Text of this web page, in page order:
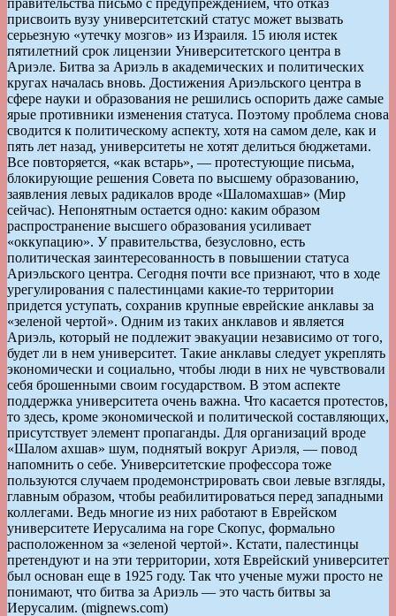
присвоить вузу университетский статус может вызвать
серьезную «утечку мозгов» из Израиля. 15 июля истек
пятилетний срок лицензии Университетского центра в
Ариэле. Битва за Ариэль в академических и политических
кругах началась вновь. Достижения Ариэльского центра в
сфере науки и образования не решились оспорить даже самые
ярые противники изменения статуса. Поэтому проблема снова
сводится к политическому аспекту, хотя на самом деле, как и
пять лет назад, университеты не хотят делиться бюджетами.
Все повторяется, «как встарь», — протестующие письма,
блокирующие решения Совета по высшему образованию,
заявления левых радикалов вроде «Шаломахшав» (Мир
сейчас). Непонятным остается одно: каким образом
распространение высшего образования усиливает
«оккупацию». У правительства, безусловно, есть
политическая заинтересованность в повышении статуса
Ариэльского центра. Сегодня почти все признают, что в ходе
урегулирования с палестинцами какие-то территории
придется уступать, сохранив крупные еврейские анклавы за
«зеленой чертой». Одним из таких анклавов и является
Ариэль, который не подлежит эвакуации независимо от того,
будет ли в нем университет. Такие анклавы следует укреплять
экономически и социально, чтобы люди в них не чувствовали
себя брошенными своим государством. В этом аспекте
поддержка университета очень важна. Что касается протестов,
то здесь, кроме экономической и политической составляющих,
присутствует элемент пропаганды. Для организаций вроде
«Шалом ахшав» шум, поднятый вокруг Ариэля, — повод
напомнить о себе. Университетские профессора тоже
пользуются случаем продемонстрировать свои левые взгляды,
главным образом, чтобы реабилитироваться перед западными
коллегами. Ведь многие из них работают в Еврейском
университете Иерусалима на горе Скопус, формально
расположенном за «зеленой чертой». Кстати, палестинцы
претендуют и на эти территории, хотя Еврейский университет
был основан еще в 1925 году. Так что ученые мужи просто не
понимают, что битва за Ариэль — это часть битвы за
Иерусалим. (mignews.com)